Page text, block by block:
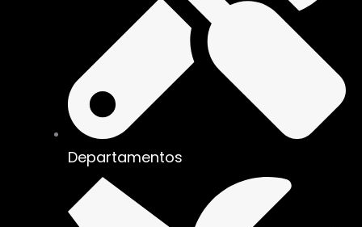
Departamentos